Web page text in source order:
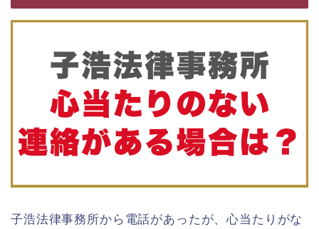
子浩法律事務所から電話があったが、心当たりがな